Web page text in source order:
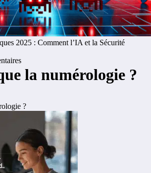
2025 : Comment l’IA et la Sécurité
la numérologie ?
?